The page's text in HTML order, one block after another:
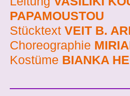
PAPAMOUSTOU
Stücktext VEIT B.
Choreographie
Kostüme BIANKA